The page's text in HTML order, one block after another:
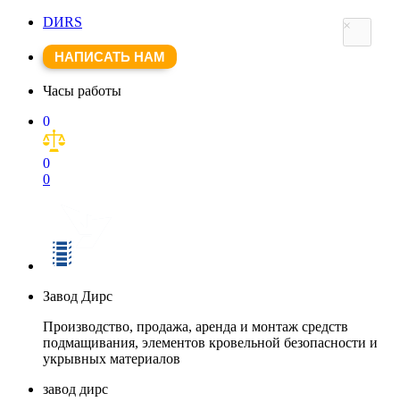
DИRS
НАПИСАТЬ НАМ
Часы работы
0
0
0
Завод Дирс
Производство, продажа, аренда и монтаж средств
подмащивания, элементов кровельной безопасности и
укрывных материалов
завод дирс
×